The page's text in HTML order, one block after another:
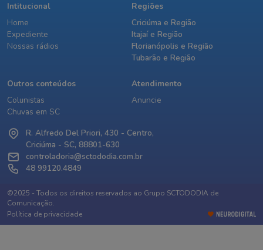
Intitucional
Home
Expediente
Nossas rádios
Regiões
Criciúma e Região
Itajaí e Região
Florianópolis e Região
Tubarão e Região
Outros conteúdos
Colunistas
Chuvas em SC
Atendimento
Anuncie
R. Alfredo Del Priori, 430 - Centro,
Criciúma - SC, 88801-630
controladoria@sctododia.com.br
48 99120.4849
©2025 - Todos os direitos reservados ao Grupo SCTODODIA de
Comunicação.
Política de privacidade